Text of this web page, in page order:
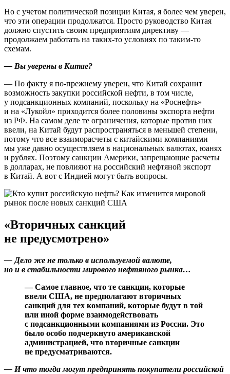
Но с учетом политической позиции Китая, я более чем уверен,
что эти операции продолжатся. Просто руководство Китая
должно спустить своим предприятиям директиву —
продолжаем работать на таких-то условиях по таким-то
схемам.
— Вы уверены в Китае?
— По факту я по-прежнему уверен, что Китай сохранит
возможность закупки российской нефти, в том числе,
у подсанкционных компаний, поскольку на «Роснефть»
и на «Лукойл» приходится более половины экспорта нефти
из РФ. На самом деле те ограничения, которые против них
ввели, на Китай будут распространяться в меньшей степени,
потому что все взаиморасчеты с китайскими компаниями
мы уже давно осуществляем в национальных валютах, юанях
и рублях. Поэтому санкции Америки, запрещающие расчеты
в долларах, не повлияют на российский нефтяной экспорт
в Китай. А вот с Индией могут быть вопросы.
«Вторичных санкций
не предусмотрено»
— Дело же не только в используемой валюте,
но и в стабильности мирового нефтяного рынка…
— Самое главное, что те санкции, которые
ввели США, не предполагают вторичных
санкций для тех компаний, которые будут в той
или иной форме взаимодействовать
с подсанкционными компаниями из России. Это
было особо подчеркнуто американской
администрацией, что вторичные санкции
не предусматриваются.
— И что тогда могут предпринять покупатели российской